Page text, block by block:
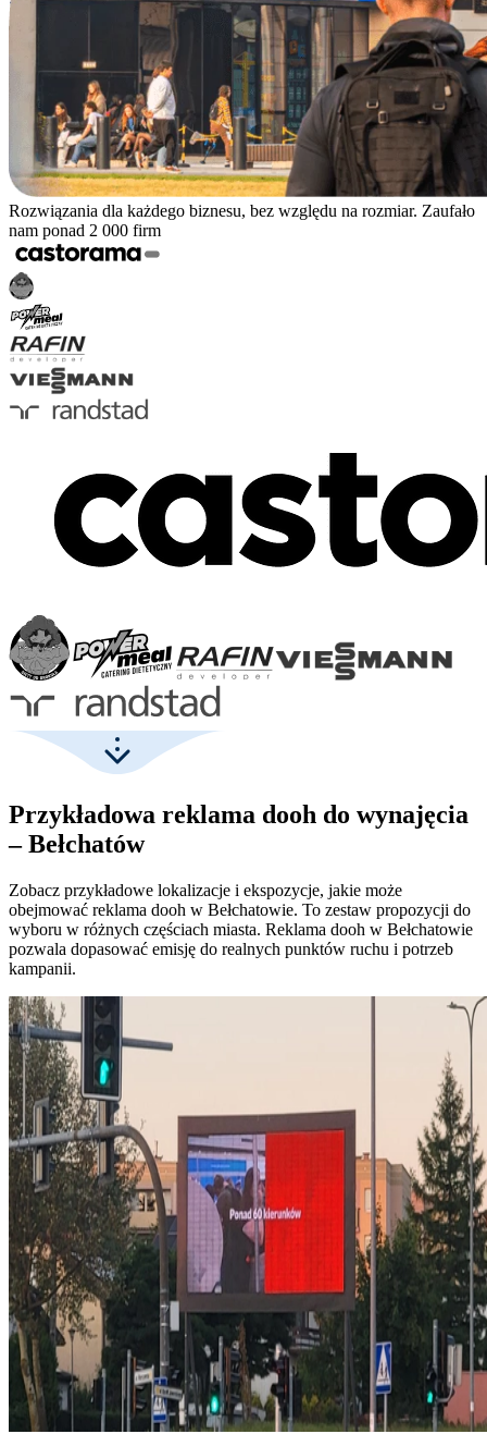
Rozwiązania dla każdego biznesu, bez względu na rozmiar. Zaufało
nam ponad 2 000 firm
Przykładowa reklama dooh do wynajęcia
– Bełchatów
Zobacz przykładowe lokalizacje i ekspozycje, jakie może
obejmować reklama dooh w Bełchatowie. To zestaw propozycji do
wyboru w różnych częściach miasta. Reklama dooh w Bełchatowie
pozwala dopasować emisję do realnych punktów ruchu i potrzeb
kampanii.